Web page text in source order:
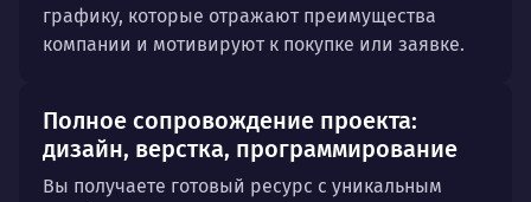
графику, которые отражают преимущества
компании и мотивируют к покупке или заявке.
Полное сопровождение проекта:
дизайн, верстка, программирование
Вы получаете готовый ресурс с уникальным